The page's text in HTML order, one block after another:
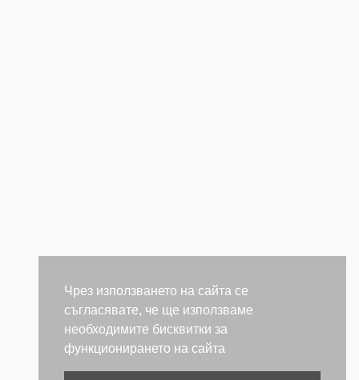
Чрез използването на сайта се
съгласявате, че ще използваме
необходимите бисквитки за
функционирането на сайта